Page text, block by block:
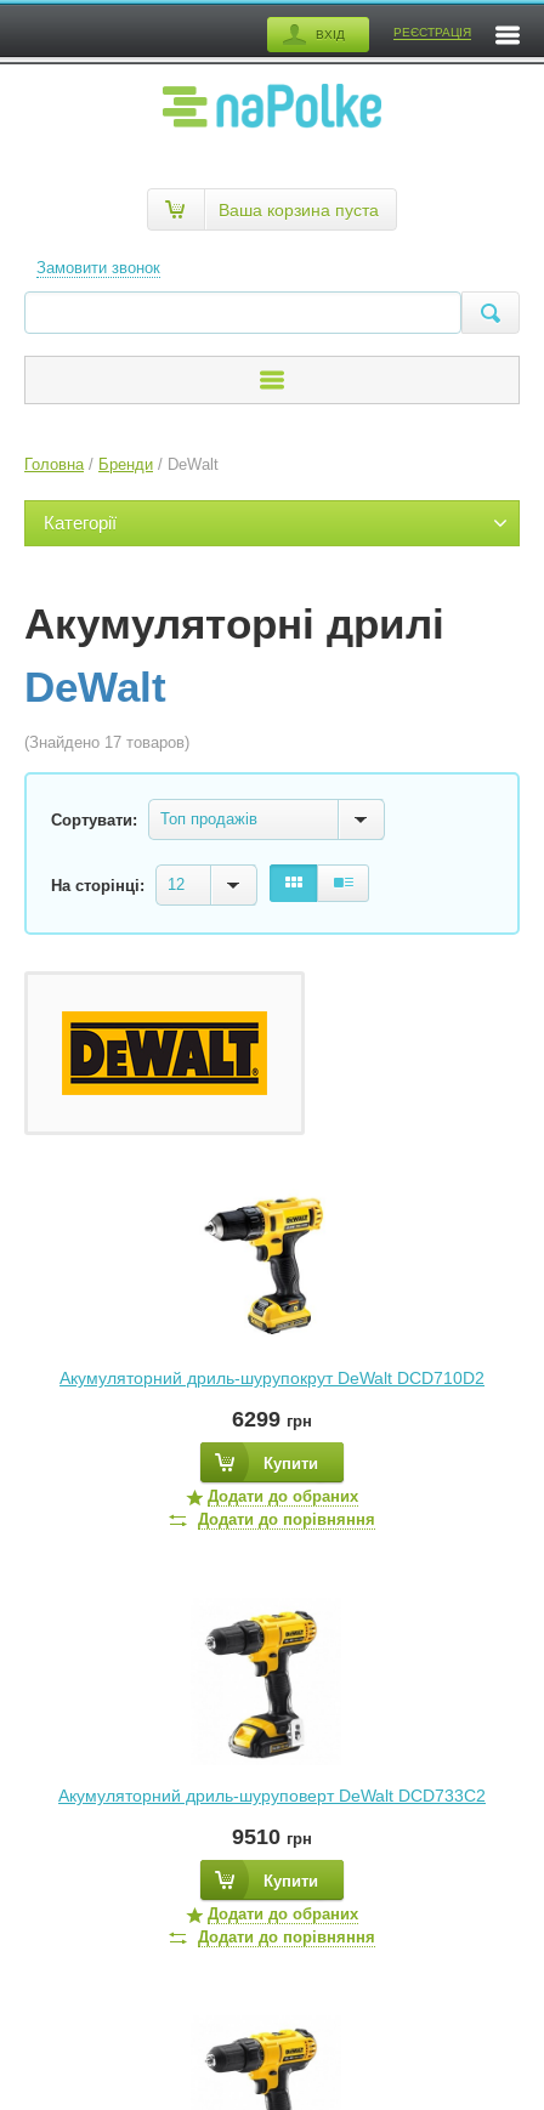
ВХІД РЕЄСТРАЦІЯ
Замовити звонок
Ваша корзина пуста
Головна/ Бренди / DeWalt
Категорії
Акумуляторні дрилі
DeWalt
(Знайдено 17 товаров)
Сортувати: Топ продажів
На сторінці: 12
Акумуляторний дриль-шурупокрут DeWalt DCD710D2
6299 грн
Купити
Додати до обраних
Додати до порівняння
Акумуляторний дриль-шуруповерт DeWalt DCD733C2
9510 грн
Купити
Додати до обраних
Додати до порівняння